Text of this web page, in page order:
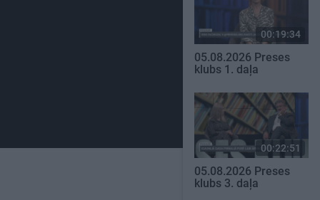
00:19:34
05.08.2026 Preses
klubs 1. daļa
00:22:51
05.08.2026 Preses
klubs 3. daļa